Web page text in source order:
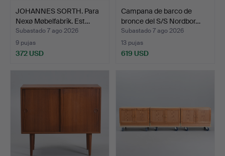
JOHANNES SORTH. Para
Nexø Møbelfabrik. Est…
Subastado 7 ago 2026
9 pujas
372 USD
Campana de barco de
bronce del S/S Nordbor…
Subastado 7 ago 2026
13 pujas
619 USD